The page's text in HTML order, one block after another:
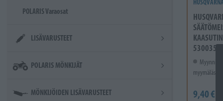
POLARIS Varaosat
LISÄVARUSTEET
POLARIS MÖNKIJÄT
MÖNKIJÖIDEN LISÄVARUSTEET
KAASUTIN
Myynnissä
myymälässä.
9,40 €